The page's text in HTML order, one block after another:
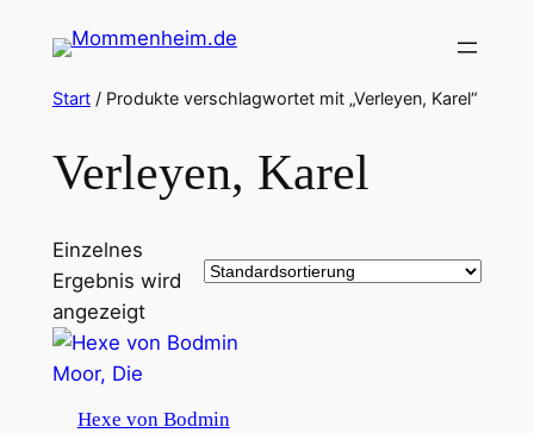
Inhalt
springen
Start/ Produkte verschlagwortet mit „Verleyen, Karel“
Verleyen, Karel
Einzelnes
Ergebnis wird
angezeigt
Hexe von Bodmin